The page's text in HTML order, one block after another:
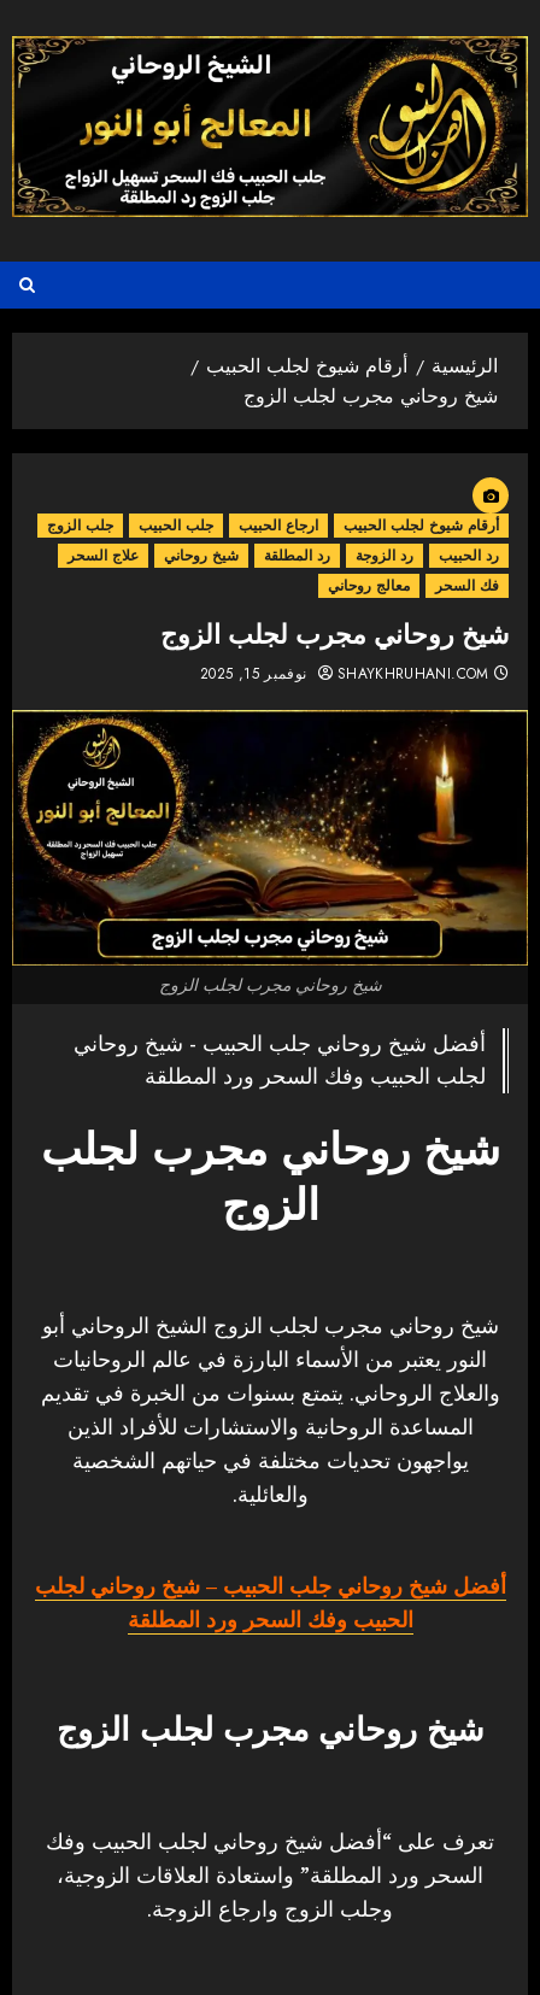
إلى
المحتوى
الرئيسية
أرقام شيوخ لجلب الحبيب
شيخ روحاني مجرب لجلب الزوج
أرقام شيوخ لجلب الحبيب ارجاع الحبيب جلب الحبيب
جلب الزوج
رد الحبيب
رد الزوجة رد المطلقة شيخ روحاني
علاج السحر
فك السحر
معالج روحاني
شيخ روحاني مجرب لجلب الزوج
SHAYKHRUHANI.COM نوفمبر 15, 2025
شيخ روحاني مجرب لجلب الزوج
أفضل شيخ روحاني جلب الحبيب - شيخ روحاني
لجلب الحبيب وفك السحر ورد المطلقة
شيخ روحاني مجرب لجلب
الزوج
شيخ روحاني مجرب لجلب الزوج الشيخ الروحاني أبو
النور يعتبر من الأسماء البارزة في عالم الروحانيات
والعلاج الروحاني. يتمتع بسنوات من الخبرة في تقديم
المساعدة الروحانية والاستشارات للأفراد الذين
يواجهون تحديات مختلفة في حياتهم الشخصية
والعائلية.
أفضل شيخ روحاني جلب الحبيب – شيخ روحاني لجلب
الحبيب وفك السحر ورد المطلقة
شيخ روحاني مجرب لجلب الزوج
تعرف على “أفضل شيخ روحاني لجلب الحبيب وفك
السحر ورد المطلقة” واستعادة العلاقات الزوجية،
وجلب الزوج وارجاع الزوجة.